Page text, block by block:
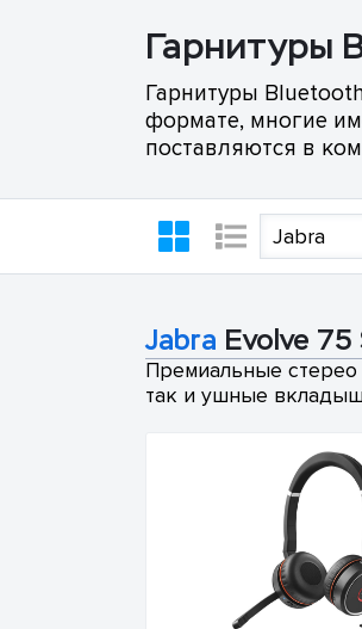
Гарнитуры
Гарнитуры
формате, многие
поставляются в
Jabra
Jabra Evolve 75
Премиальные стерео
так и ушные